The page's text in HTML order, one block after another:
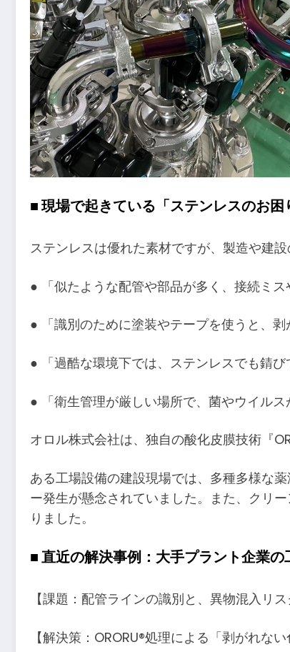
■ 現場で起きている「ステンレスのお困
ステンレスは優れた素材ですが、製造や建
● 「似たような配管や部品が多く、接続ミ
● 「識別のために塗装やテープを使うと、
● 「過酷な環境下では、ステンレスでも錆び
● 「衛生管理が厳しい場所で、菌やウイルス
オロル株式会社は、独自の酸化皮膜技術『
ある工場設備の建設現場では、多種多様な
ー発生が懸念されていました。また、クリ
りました。
■ 直近の解決事例：大手プラント企業の
【課題：配管ラインの識別と、異物混入リス
【解決策：ORORU®処理による「剥がれない